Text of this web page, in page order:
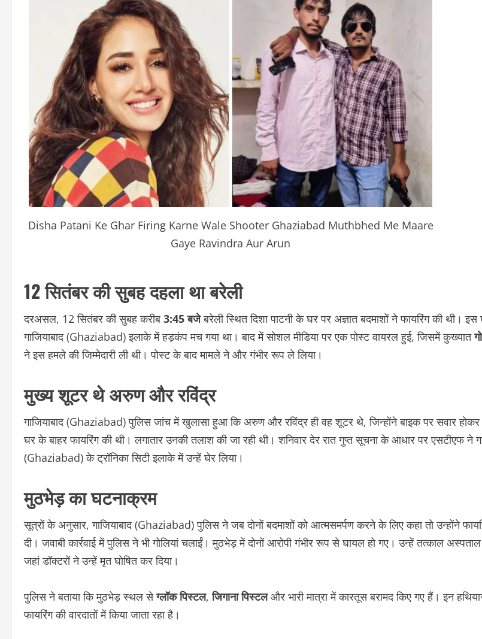
Disha Patani Ke Ghar Firing Karne Wale Shooter Ghaziabad Muthbhed Me Maare
Gaye Ravindra Aur Arun
12 सितंबर की सुबह दहला था बरेली
दरअसल, 12 सितंबर की सुबह करीब 3:45 बजेबरेली स्थित दिशा पाटनी के घर पर अज्ञात बदमाशों ने फायरिंग की थी।
गाजियाबाद (Ghaziabad) इलाके में हड़कंप मच गया था। बाद में सोशल मीडिया पर एक पोस्ट वायरल हुई, जिसमें कुख्यात
ने इस हमले की जिम्मेदारी ली थी। पोस्ट के बाद मामले ने और गंभीर रूप ले लिया।
मुख्य शूटर थे अरुण और रविंद्र
गाजियाबाद (Ghaziabad) पुलिस जांच में खुलासा हुआ कि अरुण और रविंद्र ही वह शूटर थे, जिन्होंने बाइक पर सवार होकर
घर के बाहर फायरिंग की थी। लगातार उनकी तलाश की जा रही थी। शनिवार देर रात गुप्त सूचना के आधार पर एसटीएफ ने
(Ghaziabad) के ट्रॉनिका सिटी इलाके में उन्हें घेर लिया।
मुठभेड़ का घटनाक्रम
सूत्रों के अनुसार, गाजियाबाद (Ghaziabad) पुलिस ने जब दोनों बदमाशों को आत्मसमर्पण करने के लिए कहा तो उन्होंने
दी। जवाबी कार्रवाई में पुलिस ने भी गोलियां चलाईं। मुठभेड़ में दोनों आरोपी गंभीर रूप से घायल हो गए। उन्हें तत्काल
जहां डॉक्टरों ने उन्हें मृत घोषित कर दिया।
पुलिस ने बताया कि मुठभेड़ स्थल सेग्लॉक पिस्टल,जिगाना पिस्टलऔर भारी मात्रा में कारतूस बरामद किए गए हैं। इन
फायरिंग की वारदातों में किया जाता रहा है।